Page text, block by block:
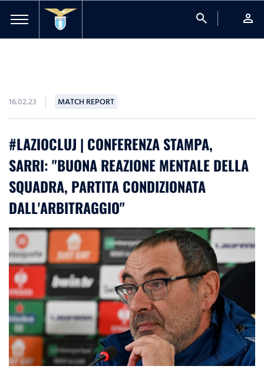
search person
16.02.23 MATCH REPORT
#LAZIOCLUJ | CONFERENZA STAMPA,
SARRI: "BUONA REAZIONE MENTALE DELLA
SQUADRA, PARTITA CONDIZIONATA
DALL'ARBITRAGGIO"